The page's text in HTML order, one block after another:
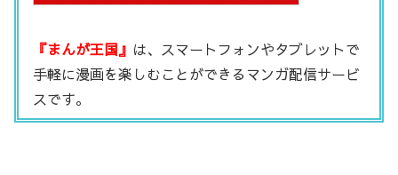
『まんが王国』 は、スマートフォンやタブレットで
手軽に漫画を楽しむことができるマンガ配信サービ
スです。